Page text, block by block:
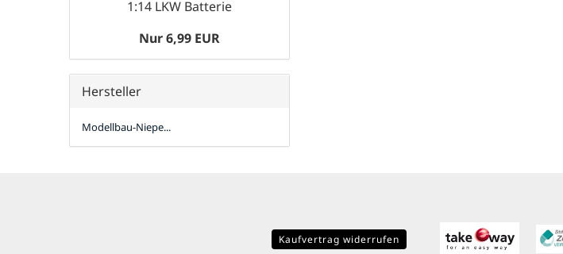
1:14 LKW Batterie
Nur 6,99 EUR
Hersteller
Modellbau-Niepe...
Kaufvertrag widerrufen